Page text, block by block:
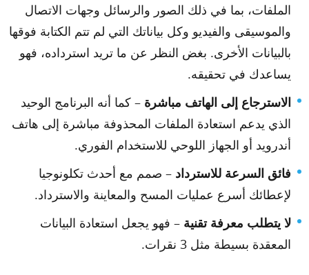
الملفات، بما في ذلك الصور والرسائل وجهات الاتصال
والموسيقى والفيديو وكل بياناتك التي لم تتم الكتابة فوقها
بالبيانات الأخرى. بغض النظر عن ما تريد استرداده، فهو
يساعدك في تحقيقه.
الاسترجاع إلى الهاتف مباشرة – كما أنه البرنامج الوحيد
الذي يدعم استعادة الملفات المحذوفة مباشرة إلى هاتف
أندرويد أو الجهاز اللوحي للاستخدام الفوري.
فائق السرعة للاسترداد – صمم مع أحدث تكلونوجيا
لإعطائك أسرع عمليات المسح والمعاينة والاسترداد.
لا يتطلب معرفة تقنية – فهو يجعل استعادة البيانات
المعقدة بسيطة مثل 3 نقرات.